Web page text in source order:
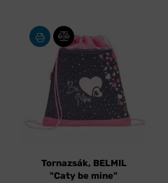
Tornazsák, BELMIL
"Caty be mine"